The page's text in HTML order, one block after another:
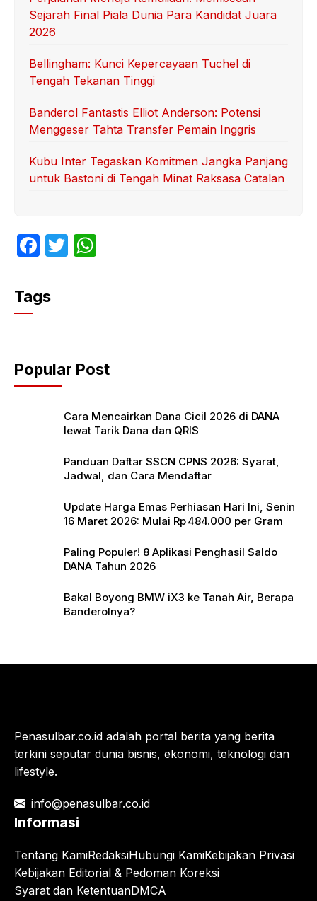
Sejarah Final Piala Dunia Para Kandidat Juara
2026
Bellingham: Kunci Kepercayaan Tuchel di
Tengah Tekanan Tinggi
Banderol Fantastis Elliot Anderson: Potensi
Menggeser Tahta Transfer Pemain Inggris
Kubu Inter Tegaskan Komitmen Jangka Panjang
untuk Bastoni di Tengah Minat Raksasa Catalan
F
c
e
o
o
T
p
p
Tags
Popular Post
Cara Mencairkan Dana Cicil 2026 di DANA
lewat Tarik Dana dan QRIS
Panduan Daftar SSCN CPNS 2026: Syarat,
Jadwal, dan Cara Mendaftar
Update Harga Emas Perhiasan Hari Ini, Senin
16 Maret 2026: Mulai Rp 484.000 per Gram
Paling Populer! 8 Aplikasi Penghasil Saldo
DANA Tahun 2026
Bakal Boyong BMW iX3 ke Tanah Air, Berapa
Banderolnya?
Penasulbar.co.id adalah portal berita yang berita
terkini seputar dunia bisnis, ekonomi, teknologi dan
lifestyle.
info@penasulbar.co.id
Informasi
Tentang KamiRedaksiHubungi KamiKebijakan Privasi
Kebijakan Editorial & Pedoman Koreksi
Syarat dan KetentuanDMCA